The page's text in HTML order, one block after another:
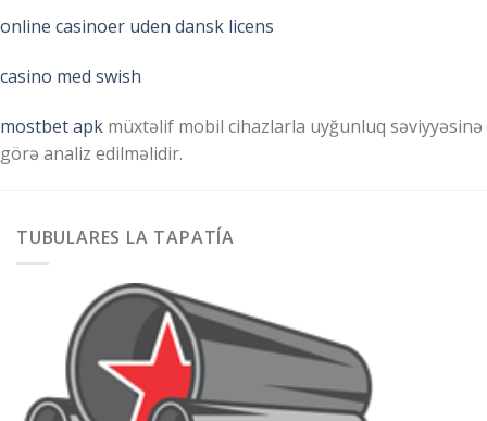
online casinoer uden dansk licens
casino med swish
mostbet apk müxtəlif mobil cihazlarla uyğunluq səviyyəsinə
görə analiz edilməlidir.
TUBULARES LA TAPATÍA